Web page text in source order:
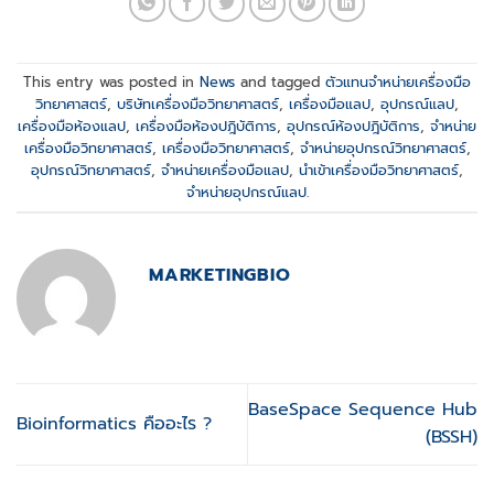
This entry was posted in News and tagged ตัวแทนจำหน่ายเครื่องมือ
วิทยาศาสตร์, บริษัทเครื่องมือวิทยาศาสตร์, เครื่องมือแลป, อุปกรณ์แลป,
เครื่องมือห้องแลป, เครื่องมือห้องปฎิบัติการ, อุปกรณ์ห้องปฎิบัติการ, จำหน่าย
เครื่องมือวิทยาศาสตร์, เครื่องมือวิทยาศาสตร์, จำหน่ายอุปกรณ์วิทยาศาสตร์,
อุปกรณ์วิทยาศาสตร์, จำหน่ายเครื่องมือแลป, นำเข้าเครื่องมือวิทยาศาสตร์,
จำหน่ายอุปกรณ์แลป.
MARKETINGBIO
Bioinformatics คืออะไร ?
BaseSpace Sequence Hub
(BSSH)